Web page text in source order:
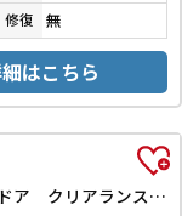
修復 無
はこちら
ハイブリッドXZ ターボ 両側電動スライドドア クリアランスソナー オートクルーズコントロール レーンアシスト 衝突被害軽減システム オートライト LEDヘッドランプ スマートキー アイドリングストップ 電動格納ミラー